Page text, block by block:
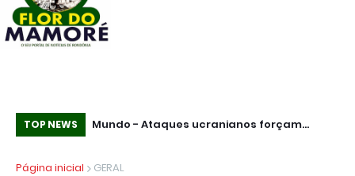
TOP NEWS
de Moraes
Mundo - Ataques ucranianos forçam
do Cazaquistão à Rússia
Página inicial GERAL